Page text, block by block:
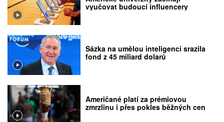
vyučovat budoucí influencery
Sázka na umělou inteligenci srazila
fond z 45 miliard dolarů
Američané platí za prémiovou
zmrzlinu i přes pokles běžných cen